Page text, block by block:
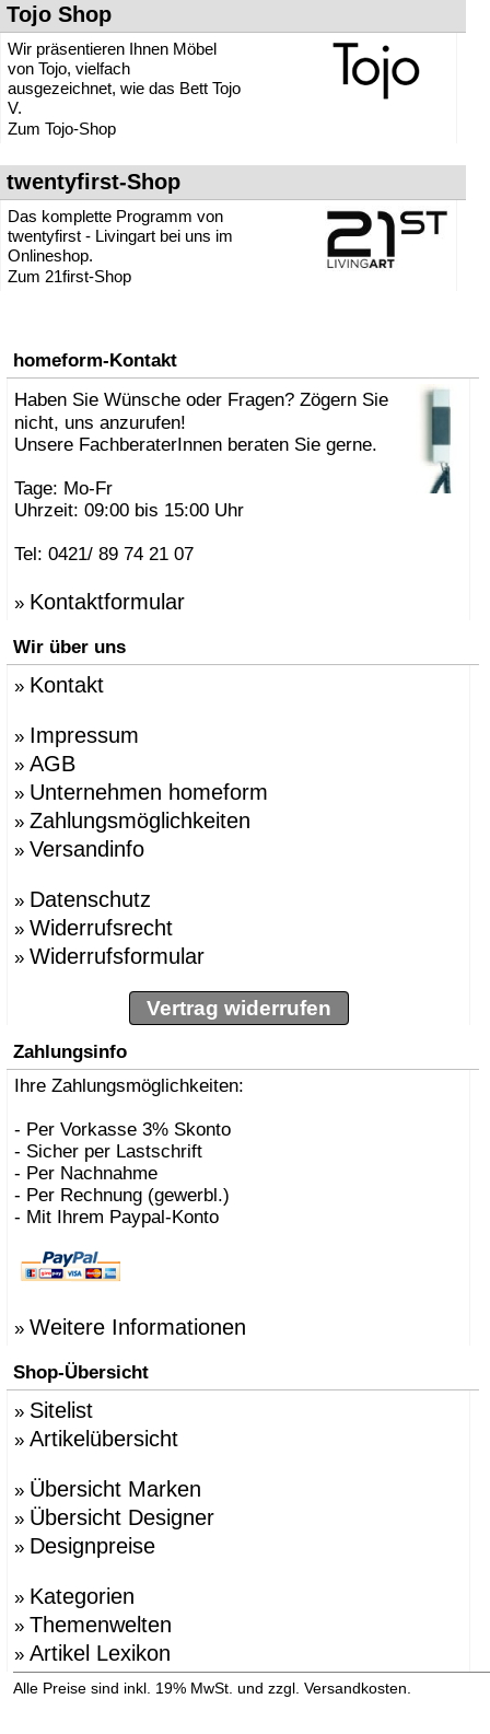
» Ruhesessel
» Schlafsofas
» Schränke
» Schreibtische
» Schuhschränke
» Sekretäre
» Sessel
» Sitzhocker
» Sitzsäcke
» Sofas
» Stapelbetten, Stapelliegen
» Stapelstühle
» Stehpulte
» TV-Möbel / TV-Tische
Tojo Shop
Wir präsentieren Ihnen Möbel
von Tojo, vielfach
ausgezeichnet, wie das Bett Tojo
V.
Zum Tojo-Shop
twentyfirst-Shop
Das komplette Programm von
twentyfirst - Livingart bei uns im
Onlineshop.
Zum 21first-Shop
homeform-Kontakt
Haben Sie Wünsche oder Fragen? Zögern Sie
nicht, uns anzurufen!
Unsere FachberaterInnen beraten Sie gerne.
Tage: Mo-Fr
Uhrzeit: 09:00 bis 15:00 Uhr
Tel: 0421/ 89 74 21 07
» Kontaktformular
Wir über uns
» Kontakt
» Impressum
» AGB
» Unternehmen homeform
» Zahlungsmöglichkeiten
» Versandinfo
» Datenschutz
» Widerrufsrecht
» Widerrufsformular
Vertrag widerrufen
Zahlungsinfo
Ihre Zahlungsmöglichkeiten:
- Per Vorkasse 3% Skonto
- Sicher per Lastschrift
- Per Nachnahme
- Per Rechnung (gewerbl.)
- Mit Ihrem Paypal-Konto
» Weitere Informationen
Shop-Übersicht
» Sitelist
» Artikelübersicht
» Übersicht Marken
» Übersicht Designer
» Designpreise
» Kategorien
» Themenwelten
» Artikel Lexikon
Alle Preise sind inkl. 19% MwSt. und zzgl. Versandkosten.